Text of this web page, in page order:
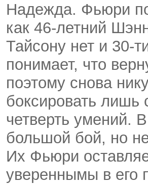
Надежда. Фьюри
как 46-летний
Тайсону нет и 30-
понимает, что
поэтому снова
боксировать лишь
четверть умений.
большой бой, но
Их Фьюри
увереннымы в его